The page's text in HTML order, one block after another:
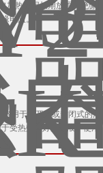
电加热器因长期放置而绝
电阻。
格用于敞开式或封闭式的
受热效果好的油液中使用